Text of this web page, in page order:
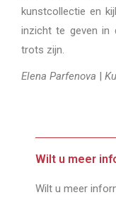
kunstcollectie en
inzicht te geven in
trots zijn.
Elena Parfenova
Wilt u meer
Wilt u meer